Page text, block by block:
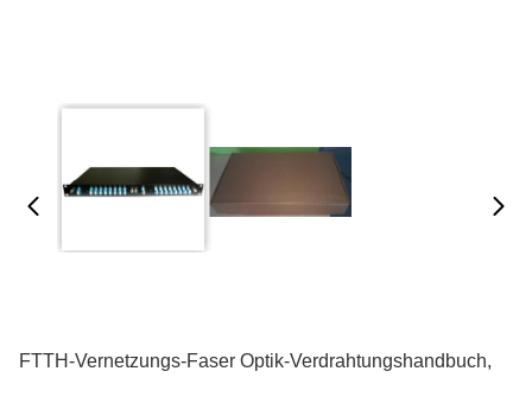
FTTH-Vernetzungs-Faser Optik-Verdrahtungshandbuch,